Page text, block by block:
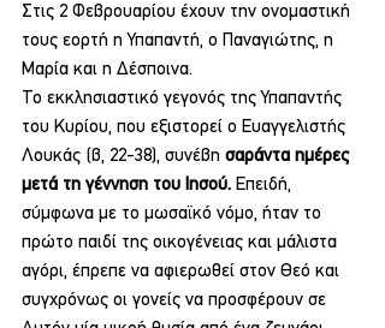
Στις 2 Φεβρουαρίου έχουν την ονομαστική
τους εορτή η Υπαπαντή, ο Παναγιώτης, η
Μαρία και η Δέσποινα.
Το εκκλησιαστικό γεγονός της Υπαπαντής
του Κυρίου, που εξιστορεί ο Ευαγγελιστής
Λουκάς (β, 22-38), συνέβη σαράντα ημέρες
μετά τη γέννηση του Ιησού. Επειδή,
σύμφωνα με το μωσαϊκό νόμο, ήταν το
πρώτο παιδί της οικογένειας και μάλιστα
αγόρι, έπρεπε να αφιερωθεί στον Θεό και
συγχρόνως οι γονείς να προσφέρουν σε